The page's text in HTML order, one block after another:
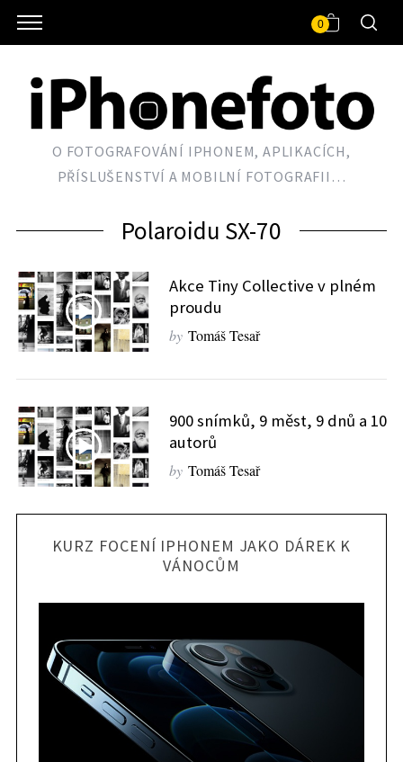
0
O FOTOGRAFOVÁNÍ IPHONEM, APLIKACÍCH,
PŘÍSLUŠENSTVÍ A MOBILNÍ FOTOGRAFII…
Polaroidu SX-70
Akce Tiny Collective v plném
proudu
by Tomáš Tesař
900 snímků, 9 měst, 9 dnů a 10
autorů
by Tomáš Tesař
KURZ FOCENÍ IPHONEM JAKO DÁREK K
VÁNOCŮM